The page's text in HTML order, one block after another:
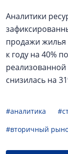
Аналитики
продажи жилья
к году на 40%
снизилась на
#аналитика
#вторичный